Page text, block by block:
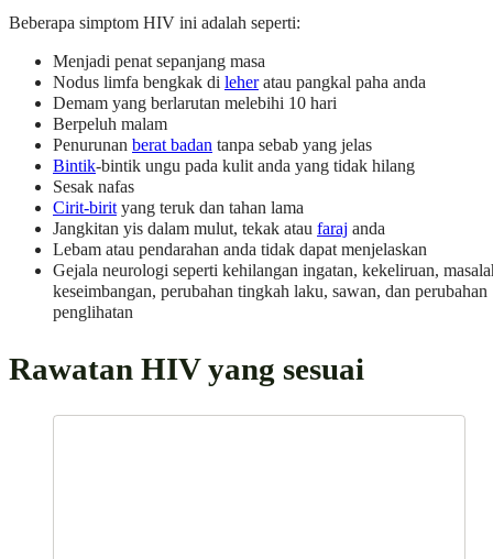
Beberapa simptom HIV ini adalah seperti:
Menjadi penat sepanjang masa
Nodus limfa bengkak di leheratau pangkal paha anda
Demam yang berlarutan melebihi 10 hari
Berpeluh malam
Penurunan berat badan tanpa sebab yang jelas
Bintik-bintik ungu pada kulit anda yang tidak hilang
Sesak nafas
Cirit-birityang teruk dan tahan lama
Jangkitan yis dalam mulut, tekak atau faraj anda
Lebam atau pendarahan anda tidak dapat menjelaskan
Gejala neurologi seperti kehilangan ingatan, kekeliruan,
keseimbangan, perubahan tingkah laku, sawan, dan perubahan
penglihatan
Rawatan HIV yang sesuai